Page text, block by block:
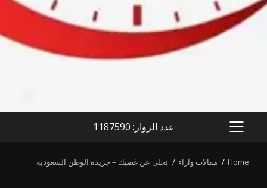
PRIMARY
عدد الزوار: 1187590
Home مقالات وآراء تخلى عن غضبك – جريدة الوطن السعودية